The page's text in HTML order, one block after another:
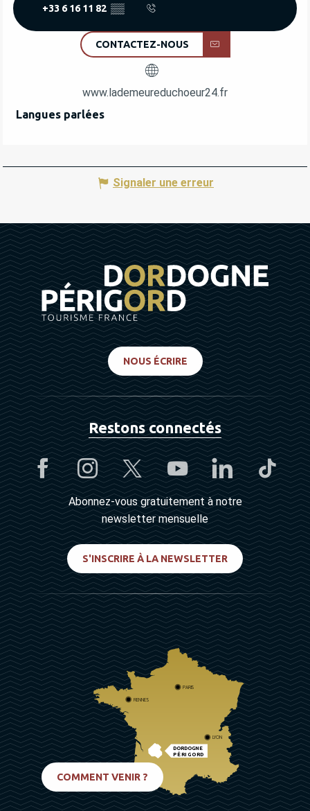
+33 6 16 11 82 ▒▒
CONTACTEZ-NOUS
www.lademeureduchoeur24.fr
Langues parlées
Langues parlées
Signaler une erreur
NOUS ÉCRIRE
Restons connectés
Abonnez-vous gratuitement à notre
newsletter mensuelle
S'INSCRIRE À LA NEWSLETTER
DORDOGNE
PÉRIGORD
PARIS
RENNES
LYON
COMMENT VENIR ?